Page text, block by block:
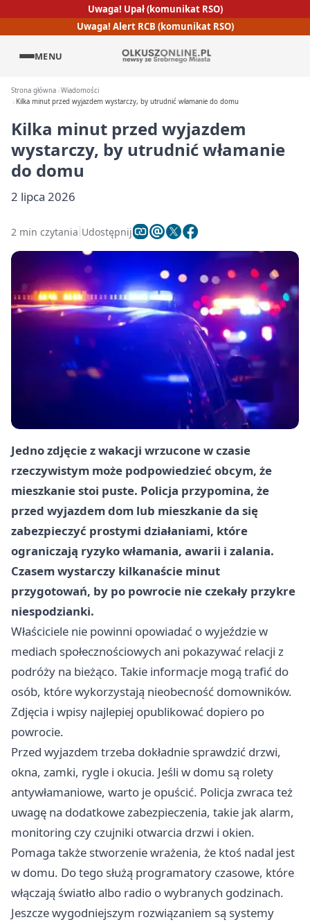
Uwaga! Upał (komunikat RSO)
Uwaga! Alert RCB (komunikat RSO)
MENU
Strona główna Wiadomości
Kilka minut przed wyjazdem wystarczy, by utrudnić włamanie do domu
Kilka minut przed wyjazdem
wystarczy, by utrudnić włamanie
do domu
2 lipca 2026
2 min czytania Udostępnij
Jedno zdjęcie z wakacji wrzucone w czasie
rzeczywistym może podpowiedzieć obcym, że
mieszkanie stoi puste. Policja przypomina, że
przed wyjazdem dom lub mieszkanie da się
zabezpieczyć prostymi działaniami, które
ograniczają ryzyko włamania, awarii i zalania.
Czasem wystarczy kilkanaście minut
przygotowań, by po powrocie nie czekały przykre
niespodzianki.
Właściciele nie powinni opowiadać o wyjeździe w
mediach społecznościowych ani pokazywać relacji z
podróży na bieżąco. Takie informacje mogą trafić do
osób, które wykorzystają nieobecność domowników.
Zdjęcia i wpisy najlepiej opublikować dopiero po
powrocie.
Przed wyjazdem trzeba dokładnie sprawdzić drzwi,
okna, zamki, rygle i okucia. Jeśli w domu są rolety
antywłamaniowe, warto je opuścić. Policja zwraca też
uwagę na dodatkowe zabezpieczenia, takie jak alarm,
monitoring czy czujniki otwarcia drzwi i okien.
Pomaga także stworzenie wrażenia, że ktoś nadal jest
w domu. Do tego służą programatory czasowe, które
włączają światło albo radio o wybranych godzinach.
Jeszcze wygodniejszym rozwiązaniem są systemy